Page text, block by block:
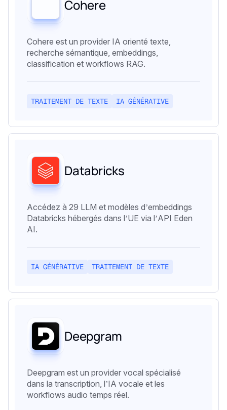
Cohere
Cohere est un provider IA orienté texte,
recherche sémantique, embeddings,
classification et workflows RAG.
TRAITEMENT DE TEXTE IA GÉNÉRATIVE
Databricks
Accédez à 29 LLM et modèles d’embeddings
Databricks hébergés dans l’UE via l’API Eden
AI.
IA GÉNÉRATIVE TRAITEMENT DE TEXTE
Deepgram
Deepgram est un provider vocal spécialisé
dans la transcription, l’IA vocale et les
workflows audio temps réel.